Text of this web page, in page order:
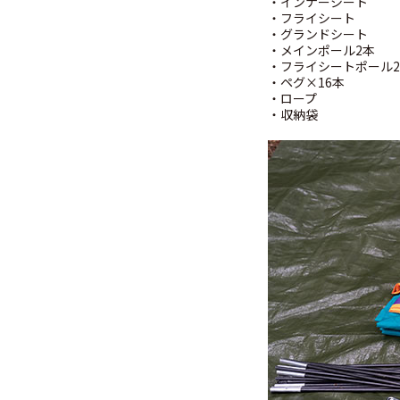
・フライシート
・グランドシート
・メインポール2本
・フライシートポール
・ペグ×16本
・ロープ
・収納袋